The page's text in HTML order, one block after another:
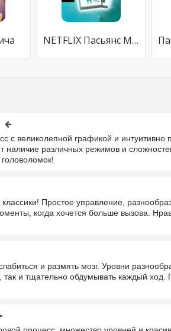
NETFLIX Пасьянс Маджонг
с великолепной графикой и
наличие различных режимов и
Простое управление,
когда хочется больше вызова.
и размять мозг. Уровни
и тщательно обдумывать каждый